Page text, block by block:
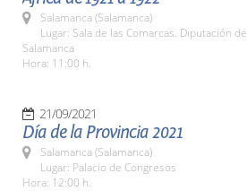
Salamanca (Salamanca)
Lugar: Sala de las Comarcas. Diputación de
Salamanca
Hora: 11:00 h.
21/09/2021
Día de la Provincia 2021
Salamanca (Salamanca)
Lugar: Palacio de Congresos
Hora: 12:00 h.